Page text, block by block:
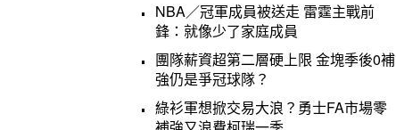
NBA／冠軍成員被送走 雷霆主戰前
鋒：就像少了家庭成員
團隊薪資超第二層硬上限 金塊季後0補
強仍是爭冠球隊？
綠衫軍想掀交易大浪？勇士FA市場零